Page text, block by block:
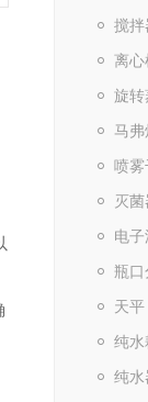
搅拌
离心
旋转
马弗
喷雾
灭菌
电
瓶口
天平
纯水
纯水